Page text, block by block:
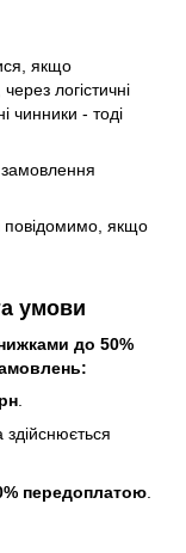
якщо
логістичні
чинники - тоді
повідомимо, якщо
умови
до 50%
здійснюється
передоплатою